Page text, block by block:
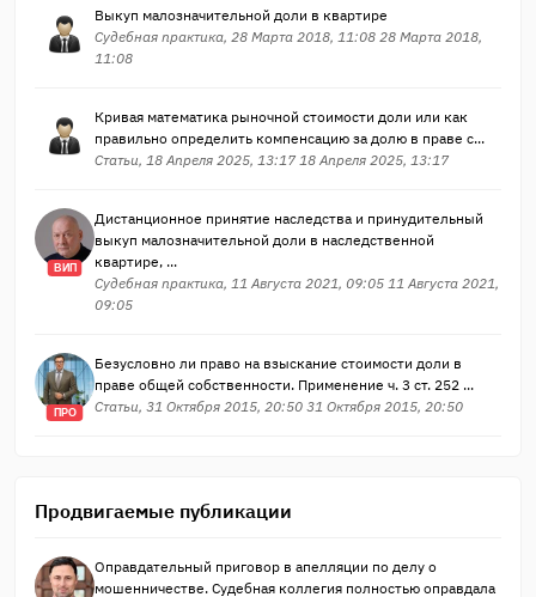
Выкуп малозначительной доли в квартире
Судебная практика, 28 Марта 2018, 11:08 28 Марта 2018,
11:08
Кривая математика рыночной стоимости доли или как
правильно определить компенсацию за долю в праве с...
Статьи, 18 Апреля 2025, 13:17 18 Апреля 2025, 13:17
ВИП
Дистанционное принятие наследства и принудительный
выкуп малозначительной доли в наследственной
квартире, ...
Судебная практика, 11 Августа 2021, 09:05 11 Августа 2021,
09:05
ПРО
Безусловно ли право на взыскание стоимости доли в
праве общей собственности. Применение ч. 3 ст. 252 ...
Статьи, 31 Октября 2015, 20:50 31 Октября 2015, 20:50
Продвигаемые публикации
Оправдательный приговор в апелляции по делу о
мошенничестве. Судебная коллегия полностью оправдала